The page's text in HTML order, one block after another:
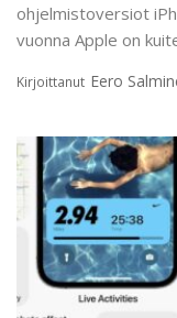
ohjelmistoversiot
vuonna Apple on
Kirjoittanut Eero